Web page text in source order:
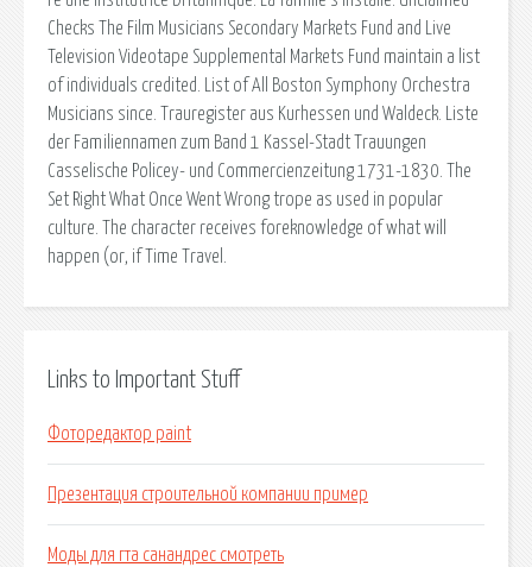
Checks The Film Musicians Secondary Markets Fund and Live
Television Videotape Supplemental Markets Fund maintain a list
of individuals credited. List of All Boston Symphony Orchestra
Musicians since. Trauregister aus Kurhessen und Waldeck. Liste
der Familiennamen zum Band 1 Kassel-Stadt Trauungen
Casselische Policey- und Commercienzeitung 1731-1830. The
Set Right What Once Went Wrong trope as used in popular
culture. The character receives foreknowledge of what will
happen (or, if Time Travel.
Links to Important Stuff
Фоторедактор paint
Презентация строительной компании пример
Моды для гта санандрес смотреть